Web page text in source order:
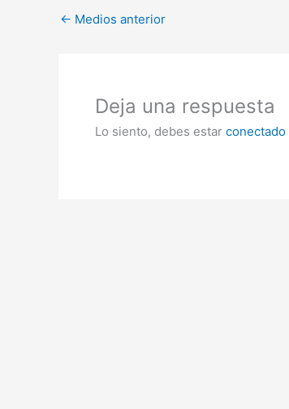
← Medios anterior
Deja una respuesta
Lo siento, debes estar conectado